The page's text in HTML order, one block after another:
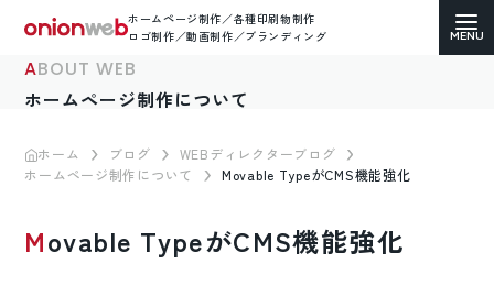
ホームページ制作／各種印刷物制作
ロゴ制作／動画制作／ブランディング
ホームページ制作
コーポレートサイト
ABOUT WEB
ホームページ制作について
ホーム ブログ
WEBディレクターブログ
ホームページ制作について
Movable TypeがCMS機能強化
Movable TypeがCMS機能強化